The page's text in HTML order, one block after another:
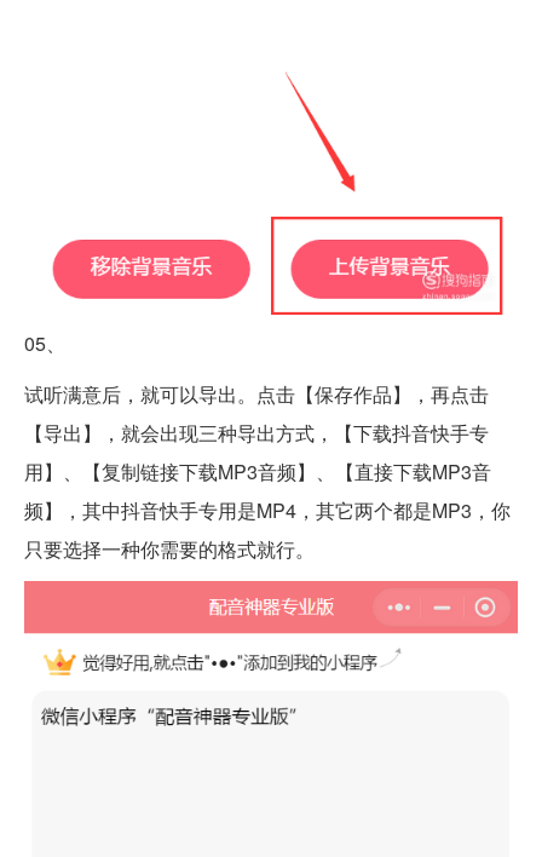
05、
试听满意后，就可以导出。点击【保存作品】，再点击
【导出】，就会出现三种导出方式，【下载抖音快手专
用】、【复制链接下载MP3音频】、【直接下载MP3音
频】，其中抖音快手专用是MP4，其它两个都是MP3，你
只要选择一种你需要的格式就行。